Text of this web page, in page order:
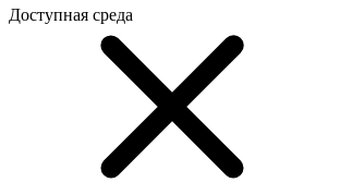
Доступная среда